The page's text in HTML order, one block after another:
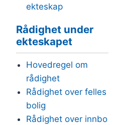
ekteskap
Rådighet under
ekteskapet
Hovedregel om
rådighet
Rådighet over felles
bolig
Rådighet over innbo